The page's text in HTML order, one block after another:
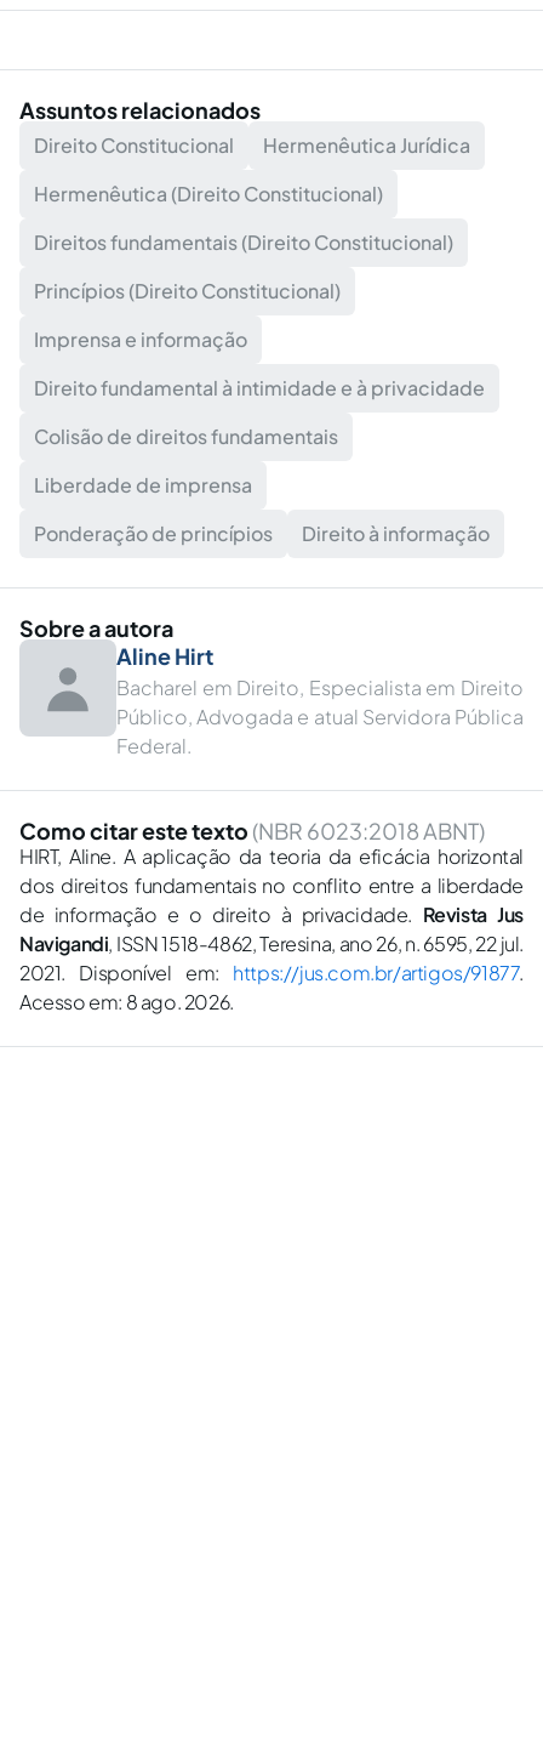
Assuntos relacionados
Direito Constitucional
Hermenêutica Jurídica
Hermenêutica (Direito Constitucional)
Direitos fundamentais (Direito Constitucional)
Princípios (Direito Constitucional)
Imprensa e informação
Direito fundamental à intimidade e à privacidade
Colisão de direitos fundamentais
Liberdade de imprensa
Ponderação de princípios
Direito à informação
Sobre a autora
Aline Hirt
Bacharel em Direito, Especialista em Direito
Público, Advogada e atual Servidora Pública
Federal.
Como citar este texto (NBR 6023:2018 ABNT)
HIRT, Aline. A aplicação da teoria da eficácia horizontal
dos direitos fundamentais no conflito entre a liberdade
de informação e o direito à privacidade. Revista Jus
Navigandi, ISSN 1518-4862, Teresina, ano 26, n. 6595, 22 jul.
2021. Disponível em: https://jus.com.br/artigos/91877.
Acesso em: 8 ago. 2026.